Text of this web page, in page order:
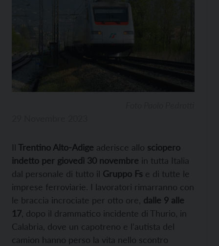
Il Trentino Alto-Adige aderisce allo sciopero
indetto per giovedì 30 novembre in tutta Italia
dal personale di tutto il Gruppo Fs e di tutte le
imprese ferroviarie. I lavoratori rimarranno con
le braccia incrociate per otto ore, dalle 9 alle
17 , dopo il drammatico incidente di Thurio, in
Calabria, dove un capotreno e l’autista del
camion hanno perso la vita nello scontro